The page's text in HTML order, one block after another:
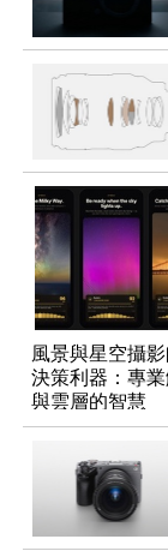
風景與星空攝
決策利器：專
與雲層的智慧
App「Atmos」